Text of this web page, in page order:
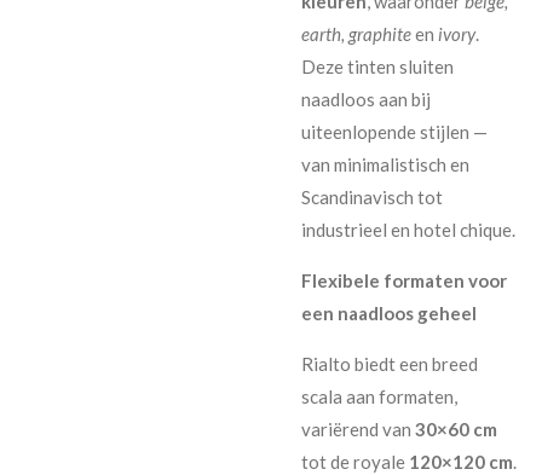
earth, graphiteen ivory.
Deze tinten sluiten
naadloos aan bij
uiteenlopende stijlen —
van minimalistisch en
Scandinavisch tot
industrieel en hotel chique.
Flexibele formaten voor
een naadloos geheel
Rialto biedt een breed
scala aan formaten,
variërend van 30×60 cm
tot de royale 120×120 cm.